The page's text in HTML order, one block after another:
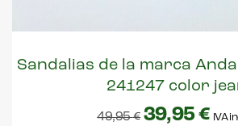
Sandalias de la marca
241247 color
49,95€ 39,95€ IVA